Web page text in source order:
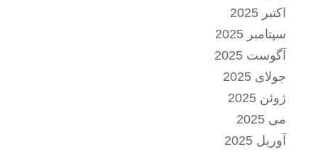
اکتبر 2025
سپتامبر 2025
آگوست 2025
جولای 2025
ژوئن 2025
می 2025
آوریل 2025